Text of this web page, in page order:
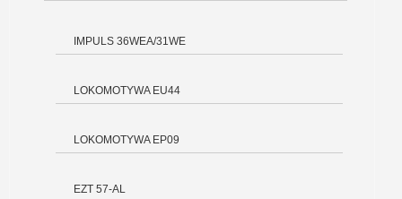
IMPULS 36WEA/31WE
LOKOMOTYWA EU44
LOKOMOTYWA EP09
EZT 57-AL